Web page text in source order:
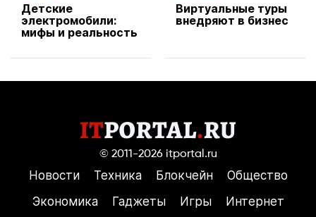
Детские
электромобили:
мифы и реальность
Виртуальные туры
внедряют в бизнес
© 2011-2026 itportal.ru
Новости Техника Блокчейн
Общество
Экономика
Гаджеты Игры Интернет